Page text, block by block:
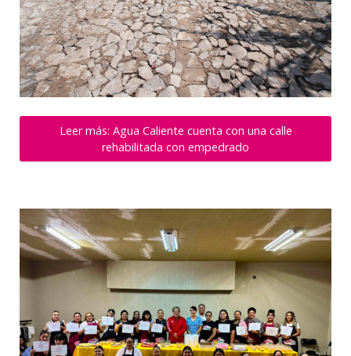
Leer más: Agua Caliente cuenta con una calle
rehabilitada con empedrado